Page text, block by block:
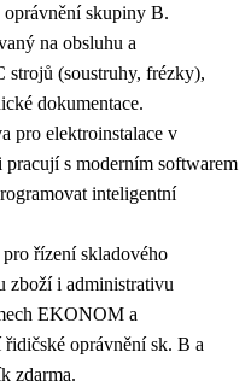
oprávnění skupiny B.
na obsluhu a
strojů (soustruhy, frézky),
dokumentace.
pro elektroinstalace v
s moderním softwarem
inteligentní
řízení skladového
zboží i administrativu
EKONOM a
oprávnění sk. B a
zdarma.